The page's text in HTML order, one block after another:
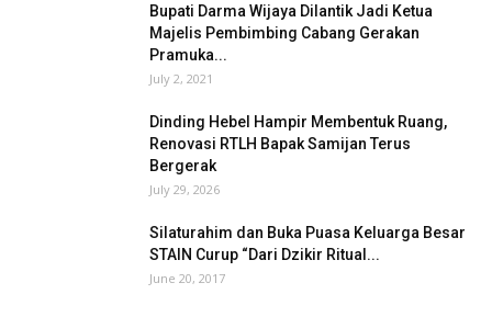
Bupati Darma Wijaya Dilantik Jadi Ketua
Majelis Pembimbing Cabang Gerakan
Pramuka...
July 2, 2021
Dinding Hebel Hampir Membentuk Ruang,
Renovasi RTLH Bapak Samijan Terus
Bergerak
July 29, 2026
Silaturahim dan Buka Puasa Keluarga Besar
STAIN Curup “Dari Dzikir Ritual...
June 20, 2017